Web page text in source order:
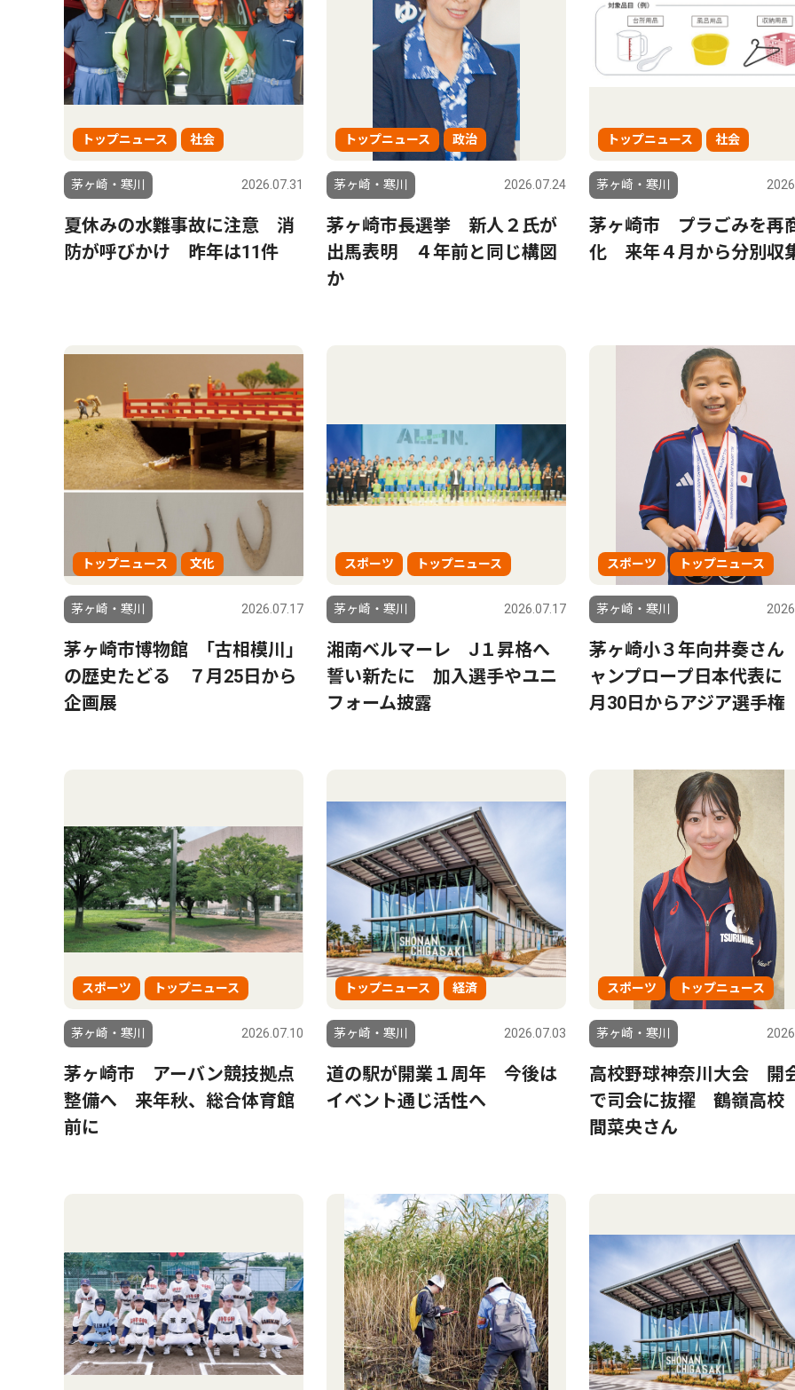
トップニュース 社会
茅ヶ崎・寒川 2026.07.31
夏休みの水難事故に注意 消
防が呼びかけ 昨年は11件
トップニュース 政治
茅ヶ崎・寒川 2026.07.24
茅ヶ崎市長選挙 新人２氏が
出馬表明 ４年前と同じ構図
か
トップニュース 社会
茅ヶ崎・寒川
茅ヶ崎市 プラごみを再
化 来年４月から分別収
トップニュース 文化
茅ヶ崎・寒川 2026.07.17
茅ヶ崎市博物館 ｢古相模川｣
の歴史たどる ７月25日から
企画展
スポーツ トップニュース
茅ヶ崎・寒川 2026.07.17
湘南ベルマーレ J１昇格へ
誓い新たに 加入選手やユニ
フォーム披露
スポーツ トップニュース
茅ヶ崎・寒川
茅ヶ崎小３年向井奏さ
ャンプロープ日本代表
月30日からアジア選手権
スポーツ トップニュース
茅ヶ崎・寒川 2026.07.10
茅ヶ崎市 アーバン競技拠点
整備へ 来年秋、総合体育館
前に
トップニュース 経済
茅ヶ崎・寒川 2026.07.03
道の駅が開業１周年 今後は
イベント通じ活性へ
スポーツ トップニュース
茅ヶ崎・寒川
高校野球神奈川大会 開
で司会に抜擢 鶴嶺高
間菜央さん